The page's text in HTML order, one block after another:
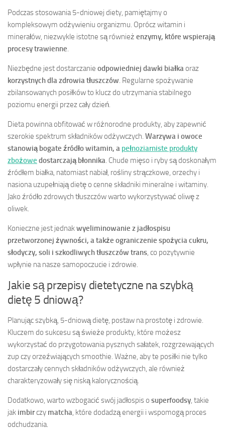
Podczas stosowania 5-dniowej diety, pamiętajmy o
kompleksowym odżywieniu organizmu. Oprócz witamin i
minerałów, niezwykle istotne są również enzymy, które wspierają
procesy trawienne.
Niezbędne jest dostarczanie odpowiedniej dawki białkaoraz
korzystnych dla zdrowia tłuszczów. Regularne spożywanie
zbilansowanych posiłków to klucz do utrzymania stabilnego
poziomu energii przez cały dzień.
Dieta powinna obfitować w różnorodne produkty, aby zapewnić
szerokie spektrum składników odżywczych. Warzywa i owoce
stanowią bogate źródło witamin, a pełnoziarniste produkty
zbożowe dostarczają błonnika. Chude mięso i ryby są doskonałym
źródłem białka, natomiast nabiał, rośliny strączkowe, orzechy i
nasiona uzupełniają dietę o cenne składniki mineralne i witaminy.
Jako źródło zdrowych tłuszczów warto wykorzystywać oliwę z
oliwek.
Konieczne jest jednakwyeliminowanie z jadłospisu
przetworzonej żywności, a także ograniczenie spożycia cukru,
słodyczy, soli i szkodliwych tłuszczów trans, co pozytywnie
wpłynie na nasze samopoczucie i zdrowie.
Jakie są przepisy dietetyczne na szybką
dietę 5 dniową?
Planując szybką, 5-dniową dietę, postaw na prostotę i zdrowie.
Kluczem do sukcesu są świeże produkty, które możesz
wykorzystać do przygotowania pysznych sałatek, rozgrzewających
zup czy orzeźwiających smoothie. Ważne, aby te posiłki nie tylko
dostarczały cennych składników odżywczych, ale również
charakteryzowały się niską kalorycznością.
Dodatkowo, warto wzbogacić swój jadłospis o superfoodsy, takie
jak imbirczy matcha, które dodadzą energii i wspomogą proces
odchudzania.